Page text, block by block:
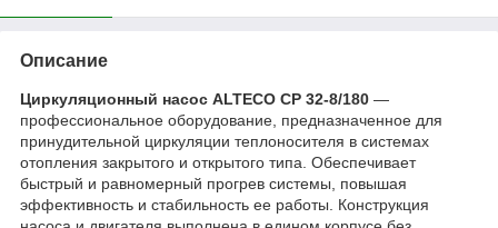
Описание
Циркуляционный насос ALTECO CP 32-8/180 —
профессиональное оборудование, предназначенное для
принудительной циркуляции теплоносителя в системах
отопления закрытого и открытого типа. Обеспечивает
быстрый и равномерный прогрев системы, повышая
эффективность и стабильность ее работы. Конструкция